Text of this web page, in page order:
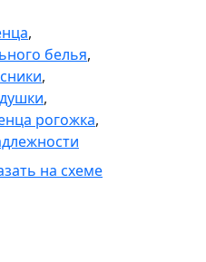
,
белья,
,
,
рогожка,
на схеме